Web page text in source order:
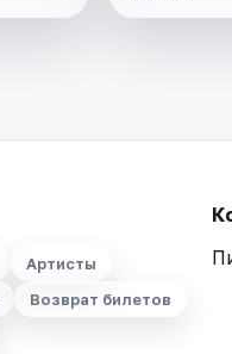
Артисты
Возврат билетов